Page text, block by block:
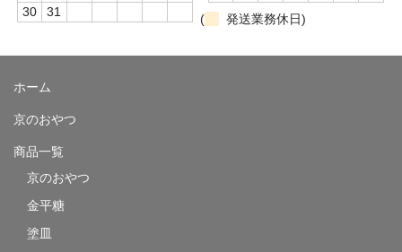
30
31
(
発送業務休日)
ホーム
京のおやつ
商品一覧
京のおやつ
金平糖
塗皿